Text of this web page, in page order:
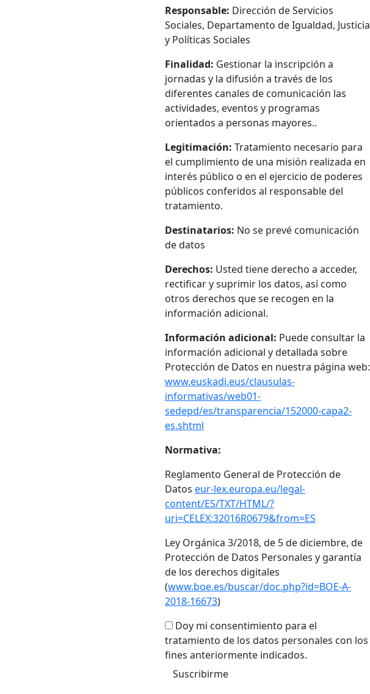
Responsable: Dirección de Servicios
Sociales, Departamento de Igualdad, Justicia
y Políticas Sociales
Finalidad: Gestionar la inscripción a
jornadas y la difusión a través de los
diferentes canales de comunicación las
actividades, eventos y programas
orientados a personas mayores..
Legitimación: Tratamiento necesario para
el cumplimiento de una misión realizada en
interés público o en el ejercicio de poderes
públicos conferidos al responsable del
tratamiento.
Destinatarios: No se prevé comunicación
de datos
Derechos: Usted tiene derecho a acceder,
rectificar y suprimir los datos, así como
otros derechos que se recogen en la
información adicional.
Información adicional: Puede consultar la
información adicional y detallada sobre
Protección de Datos en nuestra página web:
www.euskadi.eus/clausulas-
informativas/web01-
sedepd/es/transparencia/152000-capa2-
es.shtml
Normativa:
Reglamento General de Protección de
Datos eur-lex.europa.eu/legal-
content/ES/TXT/HTML/?
uri=CELEX:32016R0679&from=ES
Ley Orgánica 3/2018, de 5 de diciembre, de
Protección de Datos Personales y garantía
de los derechos digitales
(www.boe.es/buscar/doc.php?id=BOE-A-
2018-16673)
Doy mi consentimiento para el
tratamiento de los datos personales con los
fines anteriormente indicados.